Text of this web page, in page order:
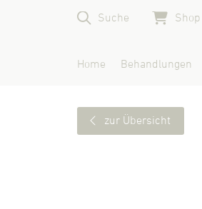
Suche Shop
Home Behandlungen
zur Übersicht